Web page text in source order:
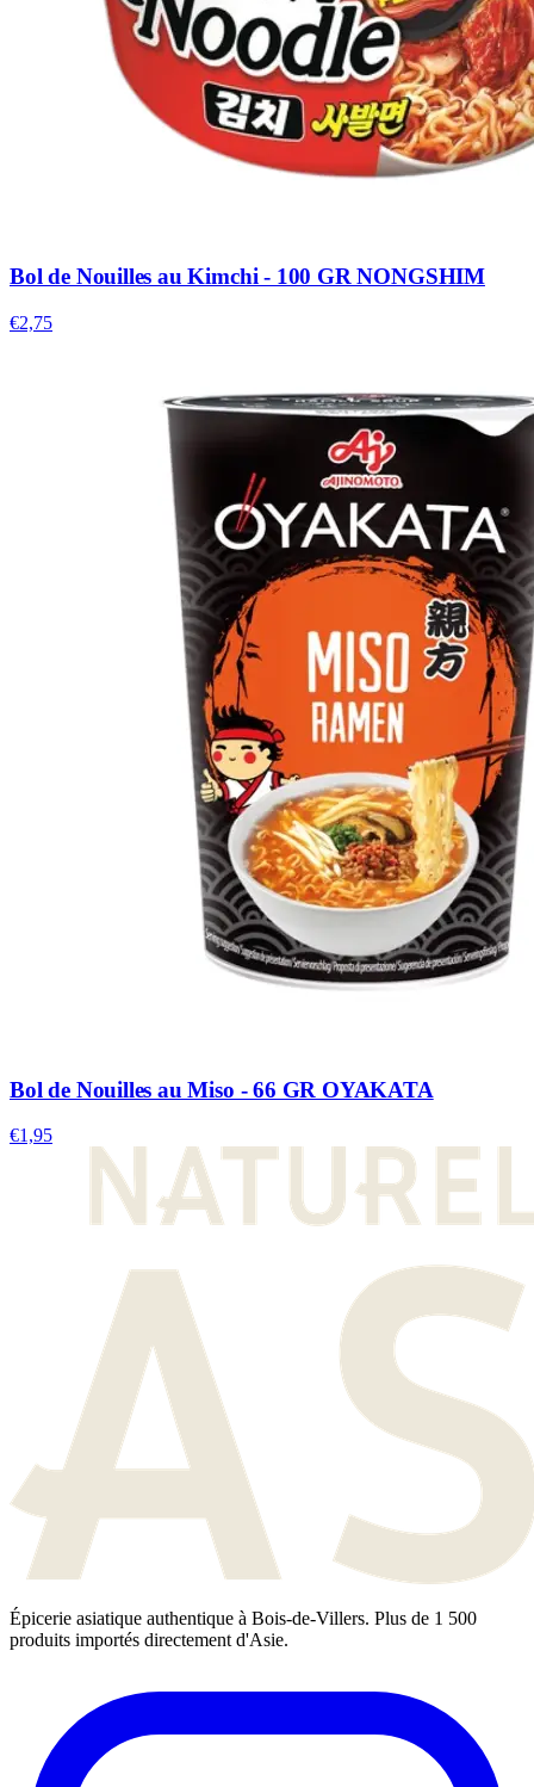
Bol de Nouilles au Kimchi - 100 GR NONGSHIM
€2,75
Bol de Nouilles au Miso - 66 GR OYAKATA
€1,95
Épicerie asiatique authentique à Bois-de-Villers. Plus de 1 500
produits importés directement d'Asie.